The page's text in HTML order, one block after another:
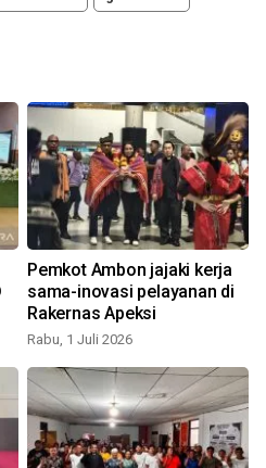
Pemkot Ambon jajaki kerja
sama-inovasi pelayanan di
Rakernas Apeksi
Rabu, 1 Juli 2026